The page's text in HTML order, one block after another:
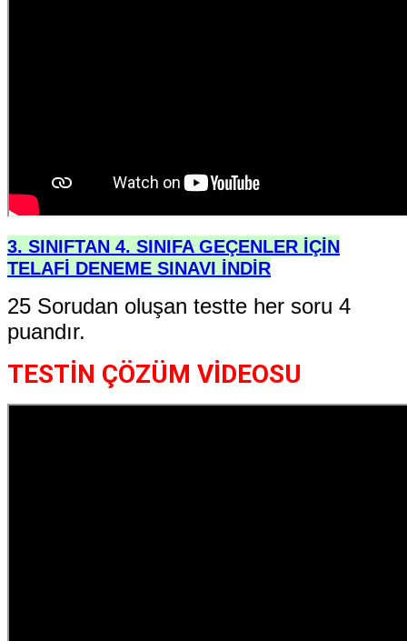
3. SINIFTAN 4. SINIFA GEÇENLER İÇİN
TELAFİ DENEME SINAVI İNDİR
25 Sorudan oluşan testte her soru 4
puandır.
TESTİN ÇÖZÜM VİDEOSU